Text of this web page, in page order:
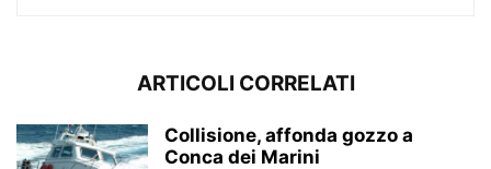
ARTICOLI CORRELATI
Collisione, affonda gozzo a
Conca dei Marini